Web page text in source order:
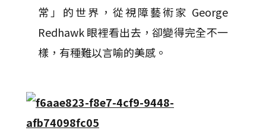
常」的世界，從視障藝術家 George
Redhawk 眼裡看出去，卻變得完全不一
樣，有種難以言喻的美感。